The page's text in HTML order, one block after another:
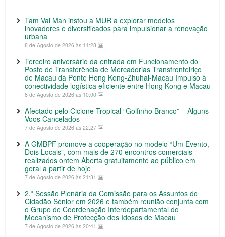
Tam Vai Man instou a MUR a explorar modelos
inovadores e diversificados para impulsionar a renovação
urbana
8 de Agosto de 2026 às 11:28
Terceiro aniversário da entrada em Funcionamento do
Posto de Transferência de Mercadorias Transfronteiriço
de Macau da Ponte Hong Kong-Zhuhai-Macau Impulso à
conectividade logística eficiente entre Hong Kong e Macau
8 de Agosto de 2026 às 10:00
Afectado pelo Ciclone Tropical “Golfinho Branco” – Alguns
Voos Cancelados
7 de Agosto de 2026 às 22:27
A GMBPF promove a cooperação no modelo “Um Evento,
Dois Locais”, com mais de 270 encontros comerciais
realizados ontem Aberta gratuitamente ao público em
geral a partir de hoje
7 de Agosto de 2026 às 21:31
2.ª Sessão Plenária da Comissão para os Assuntos do
Cidadão Sénior em 2026 e também reunião conjunta com
o Grupo de Coordenação Interdepartamental do
Mecanismo de Protecção dos Idosos de Macau
7 de Agosto de 2026 às 20:41